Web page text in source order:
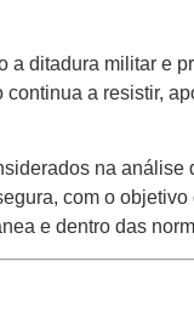
ditadura militar e
a resistir,
na
com o
e dentro das